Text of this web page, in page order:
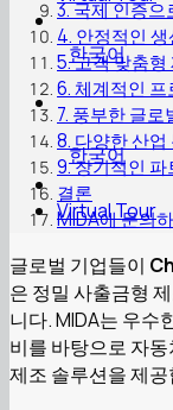
한국어
한국어
Virtual Tour
3. 국제 인증으
4. 안정적인
5. 고객 맞춤형
6. 체계적인
7. 풍부한 글로
8. 다양한 산
9. 장기적인
결론
MIDA에 문의
글로벌 기업들이
은 정밀 사출금형
니다. MIDA는 우수
비를 바탕으로 자
제조 솔루션을 제